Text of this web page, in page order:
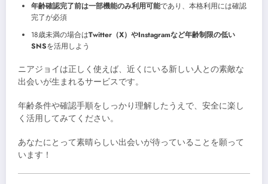
年齢確認完了前は一部機能のみ利用可能であり、本格利用には確認
完了が必須
18歳未満の場合はTwitter（X）やInstagramなど年齢制限の低い
SNSを活用しよう
ニアジョイは正しく使えば、近くにいる新しい人との素敵な
出会いが生まれるサービスです。
年齢条件や確認手順をしっかり理解したうえで、安全に楽し
く活用してみてください。
あなたにとって素晴らしい出会いが待っていることを願って
います！